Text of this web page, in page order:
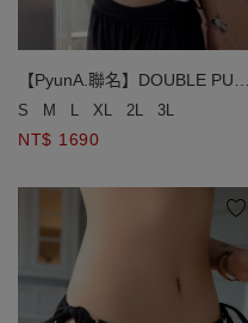
【PyunA.聯名】DOUBLE PUSH
終極美波小香風玫瑰雙綁比基尼
S M L XL 2L 3L
NT$ 1690